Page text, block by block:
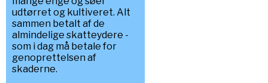
udtørret og kultiveret. Alt
sammen betalt af de
almindelige skatteydere -
som i dag må betale for
genoprettelsen af
skaderne.